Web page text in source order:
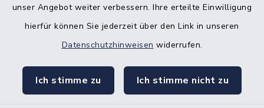
unser Angebot weiter verbessern. Ihre erteilte Einwilligung
hierfür können Sie jederzeit über den Link in unseren
Datenschutzhinweisen widerrufen.
Ich stimme zu Ich stimme nicht zu
Bürgerbüro Hanerau-Hademarschen
Nebenstelle Padenstedt
Gleichstellungsbüro